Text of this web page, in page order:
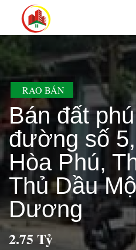
RAO BÁN
Bán đất
đường số
Hòa Phú,
Thủ Dầu
Dương
2.75 Tỷ